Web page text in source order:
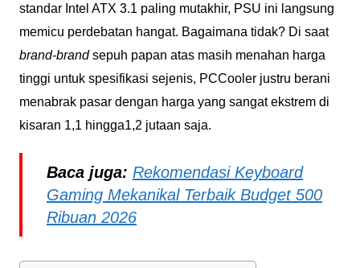
standar Intel ATX 3.1 paling mutakhir, PSU ini langsung
memicu perdebatan hangat. Bagaimana tidak? Di saat
brand-brandsepuh papan atas masih menahan harga
tinggi untuk spesifikasi sejenis, PCCooler justru berani
menabrak pasar dengan harga yang sangat ekstrem di
kisaran 1,1 hingga1,2 jutaan saja.
Baca juga: Rekomendasi Keyboard
Gaming Mekanikal Terbaik Budget 500
Ribuan 2026